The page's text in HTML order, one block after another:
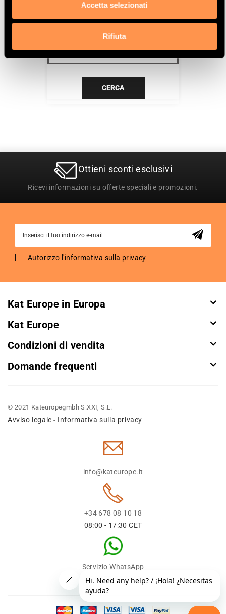
Accetta selezionati
Rifiuta
CERCA IL TUO PRODOTTO PER
CERCA
Ottieni sconti esclusivi
Ricevi informazioni su offerte speciali e promozioni.
for
Autorizzo l'informativa sulla privacy
Kat Europe in Europa
Kat Europe
Condizioni di vendita
Domande frequenti
© 2021 Kateuropegmbh S.XXI, S.L.
Avviso legale - Informativa sulla privacy
info@kateurope.it
+34 678 08 10 18
08:00 - 17:30 CET
Servizio WhatsApp
+34 678 08 1018